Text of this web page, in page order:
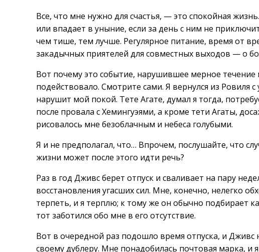
Все, что мне нужно для счастья, — это спокойная
или впадает в уныние, если за день с ним не
чем тише, тем лучше. Регулярное питание, время от
закадычных приятелей для совместных выходов — о
Вот почему это событие, нарушившее мерное
подействовало. Смотрите сами. Я вернулся из Ровиля
нарушит мой покой. Тете Агате, думал я тогда,
после провала с Хемингуэями, а кроме тети Агаты,
рисовалось мне безоблачным и небеса голубыми.
Я и не предполагал, что… Впрочем, послушайте, что
жизни может после этого идти речь?
Раз в год Дживс берет отпуск и сваливает на пару
восстановления угасших сил. Мне, конечно, нелегко
терпеть, и я терплю; к тому же он обычно подбирает
тот заботился обо мне в его отсутствие.
Вот в очередной раз подошло время отпуска, и Дживс
своему дублеру. Мне понадобилась почтовая марка,